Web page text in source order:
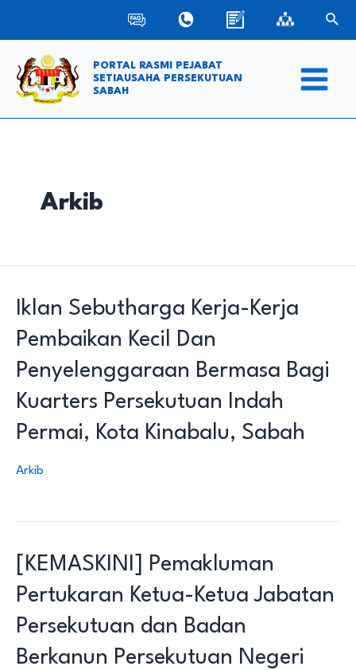
PORTAL RASMI PEJABAT
SETIAUSAHA PERSEKUTUAN
SABAH
Main
Arkib
Iklan Sebutharga Kerja-Kerja
Pembaikan Kecil Dan
Penyelenggaraan Bermasa Bagi
Kuarters Persekutuan Indah
Permai, Kota Kinabalu, Sabah
Arkib
[KEMASKINI] Pemakluman
Pertukaran Ketua-Ketua Jabatan
Persekutuan dan Badan
Berkanun Persekutuan Negeri